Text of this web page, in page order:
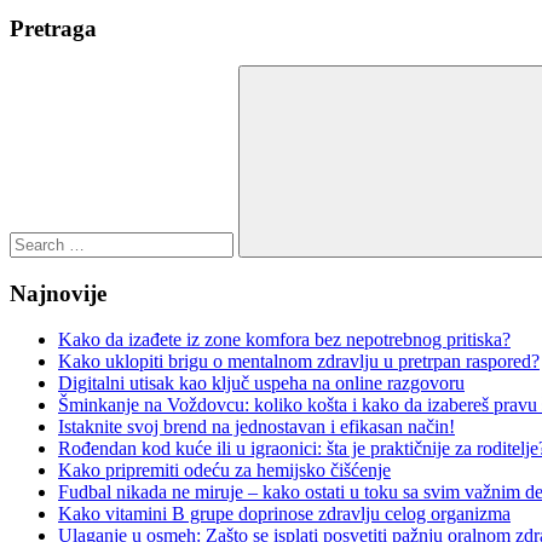
Pretraga
Search
Najnovije
Kako da izađete iz zone komfora bez nepotrebnog pritiska?
Kako uklopiti brigu o mentalnom zdravlju u pretrpan raspored?
Digitalni utisak kao ključ uspeha na online razgovoru
Šminkanje na Voždovcu: koliko košta i kako da izabereš
Istaknite svoj brend na jednostavan i efikasan način!
Rođendan kod kuće ili u igraonici: šta je praktičnije za
Kako pripremiti odeću za hemijsko čišćenje
Fudbal nikada ne miruje – kako ostati u toku sa svim važnim
Kako vitamini B grupe doprinose zdravlju celog organizma
Ulaganje u osmeh: Zašto se isplati posvetiti pažnju oralnom